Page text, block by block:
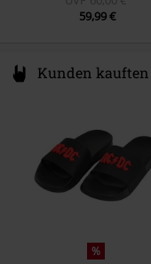
59,99 €
Kunden kauften
%